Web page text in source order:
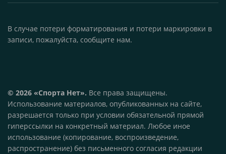
В случае потери форматирования и потери маркировки в
записи, пожалуйста, сообщите нам.
© 2026 «Спорта Нет». Все права защищены.
Использование материалов, опубликованных на сайте,
разрешается только при условии обязательной прямой
гиперссылки на конкретный материал. Любое иное
использование (копирование, воспроизведение,
распространение) без письменного согласия редакции